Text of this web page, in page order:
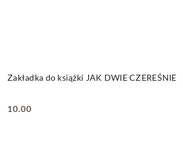
Zakładka do książki JAK DWIE CZEREŚNIE
Cena:
10.00